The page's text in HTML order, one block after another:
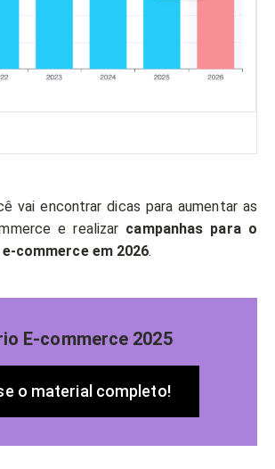
vai encontrar dicas para aumentar as
e realizar campanhas para o
commerce em 2026.
E-commerce 2025
o material completo!